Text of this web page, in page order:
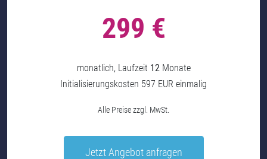
299 €
monatlich, Laufzeit 12Monate
Initialisierungskosten 597 EUR einmalig
Alle Preise zzgl. MwSt.
Jetzt Angebot anfragen